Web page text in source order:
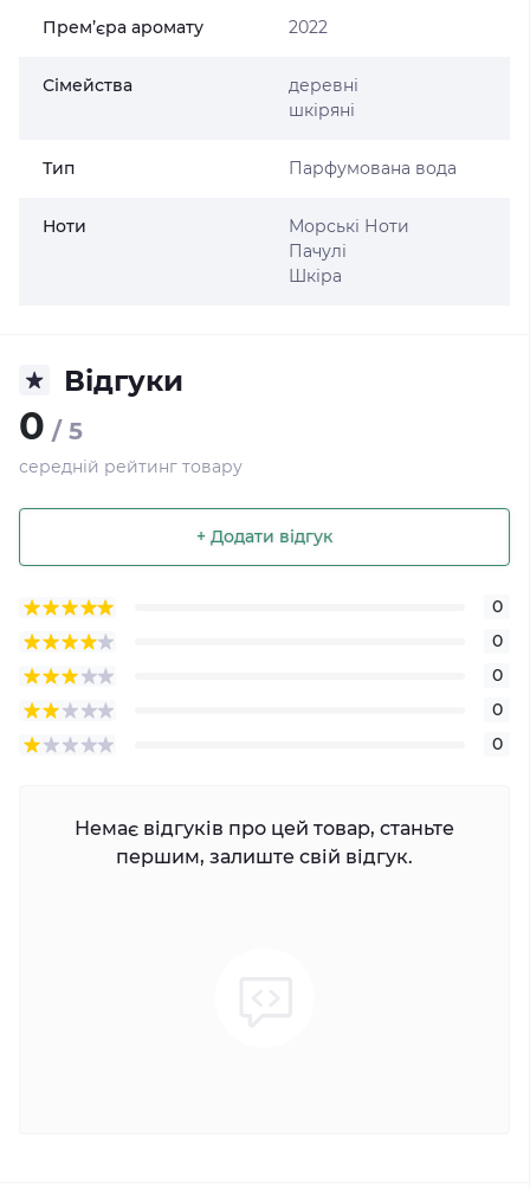
Прем’єра аромату 2022
Сімейства
деревні
шкіряні
Тип Парфумована вода
Ноти
Морські Ноти
Пачулі
Шкіра
Відгуки
0 / 5
середній рейтинг товару
+ Додати відгук
0
0
0
0
0
Немає відгуків про цей товар, станьте
першим, залиште свій відгук.